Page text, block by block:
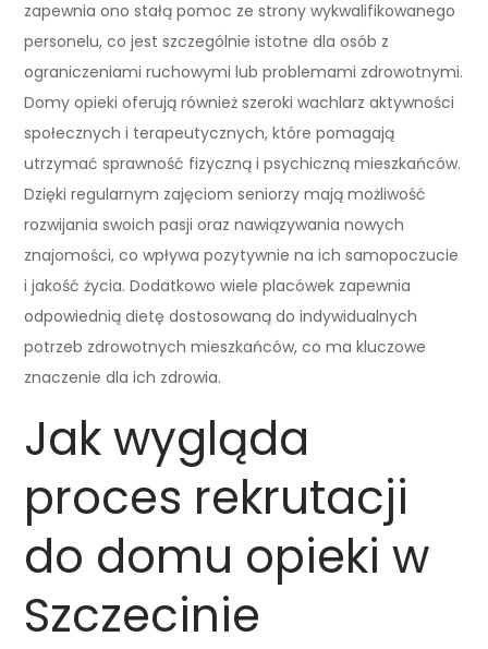
zapewnia ono stałą pomoc ze strony wykwalifikowanego
personelu, co jest szczególnie istotne dla osób z
ograniczeniami ruchowymi lub problemami zdrowotnymi.
Domy opieki oferują również szeroki wachlarz aktywności
społecznych i terapeutycznych, które pomagają
utrzymać sprawność fizyczną i psychiczną mieszkańców.
Dzięki regularnym zajęciom seniorzy mają możliwość
rozwijania swoich pasji oraz nawiązywania nowych
znajomości, co wpływa pozytywnie na ich samopoczucie
i jakość życia. Dodatkowo wiele placówek zapewnia
odpowiednią dietę dostosowaną do indywidualnych
potrzeb zdrowotnych mieszkańców, co ma kluczowe
znaczenie dla ich zdrowia.
Jak wygląda
proces rekrutacji
do domu opieki w
Szczecinie